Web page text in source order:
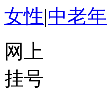
女性|中老年
网上
挂号